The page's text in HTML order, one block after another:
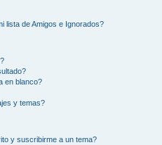
lista de Amigos e Ignorados?
en blanco?
y temas?
y suscribirme a un tema?